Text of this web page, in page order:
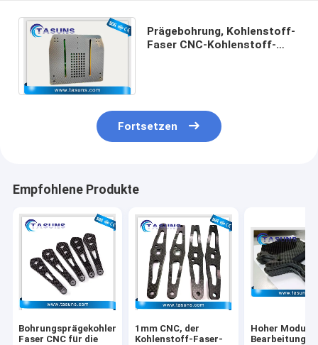
Prägebohrung, Kohlenstoff-
Faser CNC-Kohlenstoff-
Fortsetzen
Empfohlene Produkte
Bohrungsprägekohlenstoff-
Faser CNC für die
1mm CNC, der
Kohlenstoff-Faser-
Hoher Modul-